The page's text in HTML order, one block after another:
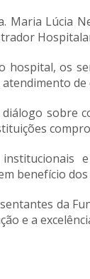
Maria Lúcia
os
sobre
benefício
da
e a